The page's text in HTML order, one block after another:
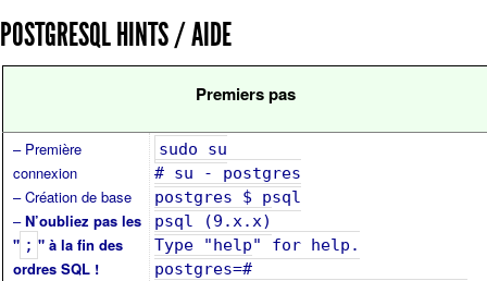
POSTGRESQL HINTS / AIDE
Premiers pas
– Première
connexion
– Création de base
–N’oubliez pas les
" ; " à la fin des
ordres SQL !
sudo su
# su - postgres
postgres $ psql
psql (9.x.x)
Type "help" for help.
postgres=#